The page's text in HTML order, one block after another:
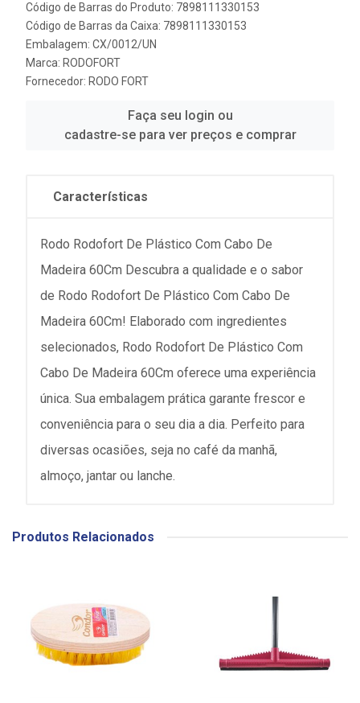
Código de Barras do Produto: 7898111330153
Código de Barras da Caixa: 7898111330153
Embalagem: CX/0012/UN
Marca: RODOFORT
Fornecedor: RODO FORT
Faça seu login ou
cadastre-se para ver preços e comprar
Características
Rodo Rodofort De Plástico Com Cabo De
Madeira 60Cm Descubra a qualidade e o sabor
de Rodo Rodofort De Plástico Com Cabo De
Madeira 60Cm! Elaborado com ingredientes
selecionados, Rodo Rodofort De Plástico Com
Cabo De Madeira 60Cm oferece uma experiência
única. Sua embalagem prática garante frescor e
conveniência para o seu dia a dia. Perfeito para
diversas ocasiões, seja no café da manhã,
almoço, jantar ou lanche.
Produtos Relacionados